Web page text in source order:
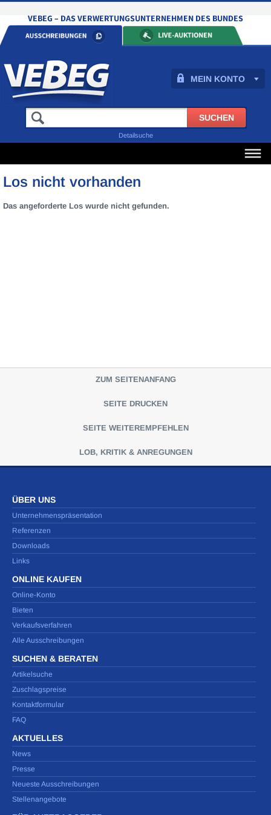
MEIN KONTO
Detailsuche
Los nicht vorhanden
Das angeforderte Los wurde nicht gefunden.
ZUM SEITENANFANG
SEITE DRUCKEN
SEITE WEITEREMPFEHLEN
LOB, KRITIK & ANREGUNGEN
ÜBER UNS
Unternehmenspräsentation
Referenzen
Downloads
Links
ONLINE KAUFEN
Online-Konto
Bieten
Verkaufsverfahren
Alle Ausschreibungen
SUCHEN & BERATEN
Artikelsuche
Zuschlagspreise
Kontaktformular
FAQ
AKTUELLES
News
Presse
Neueste Ausschreibungen
Stellenangebote